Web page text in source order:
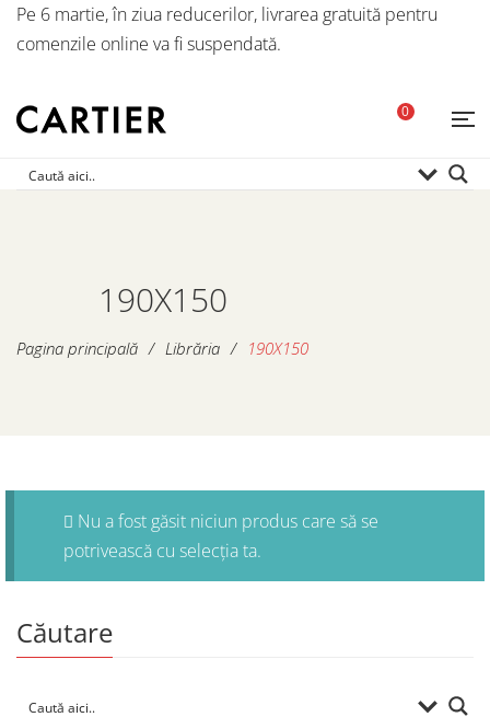
Pe 6 martie, în ziua reducerilor, livrarea gratuită pentru
comenzile online va fi suspendată.
0
190X150
Pagina principală / Librăria / 190X150
Nu a fost găsit niciun produs care să se
potrivească cu selecția ta.
Căutare